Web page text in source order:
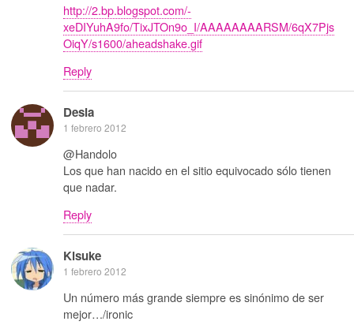
http://2.bp.blogspot.com/-
xeDIYuhA9fo/TixJTOn9o_I/AAAAAAAARSM/6qX7Pjs
OiqY/s1600/aheadshake.gif
Reply
Desia
1 febrero 2012
@Handolo
Los que han nacido en el sitio equivocado sólo tienen
que nadar.
Reply
Kisuke
1 febrero 2012
Un número más grande siempre es sinónimo de ser
mejor…/ironic